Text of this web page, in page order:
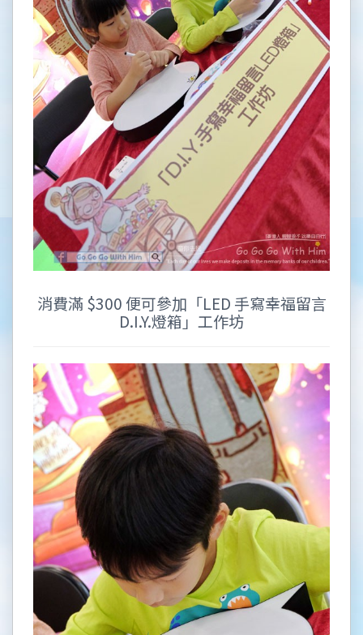
消費滿 $300 便可參加「LED 手寫幸福留言
D.I.Y.燈箱」工作坊